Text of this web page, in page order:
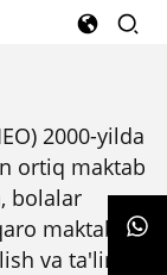
2000-yilda
ortiq maktab
bolalar
maktab,
va ta'lim va